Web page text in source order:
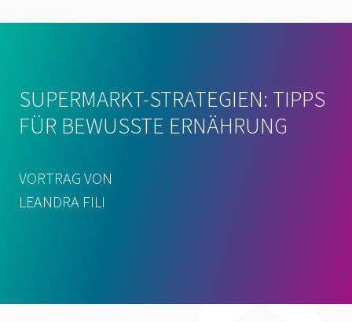
SUPERMARKT-STRATEGIEN: TIPPS
FÜR BEWUSSTE ERNÄHRUNG
VORTRAG VON
LEANDRA FILI